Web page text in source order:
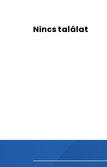
Nincs találat